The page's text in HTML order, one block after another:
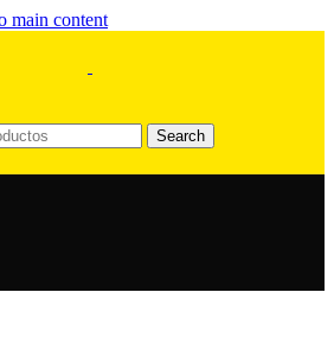
main content
Search